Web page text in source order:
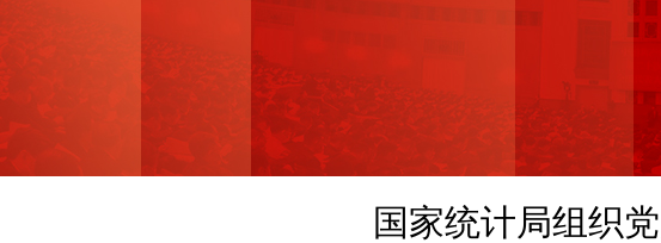
国家统计局组织